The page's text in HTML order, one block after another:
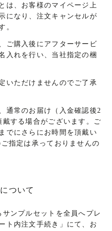
は、お客様のマイページ上
になり、注文キャンセルが
。
ご購入後にアフターサービ
入れを行い、当社指定の梱
いただけませんのでご了承
通常のお届け（入金確認後2
する場合がございます。ご
でにさらにお時間を頂戴い
指定は承っておりませんの
ついて
ンプルセットを全員へプレ
ト内注文手続き」にて、お